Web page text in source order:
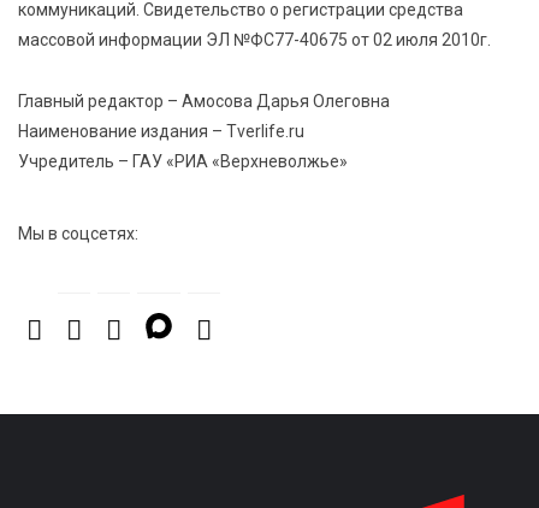
коммуникаций. Свидетельство о регистрации средства
массовой информации ЭЛ №ФС77-40675 от 02 июля 2010г.
Главный редактор – Амосова Дарья Олеговна
Наименование издания – Tverlife.ru
Учредитель – ГАУ «РИА «Верхневолжье»
Мы в соцсетях: